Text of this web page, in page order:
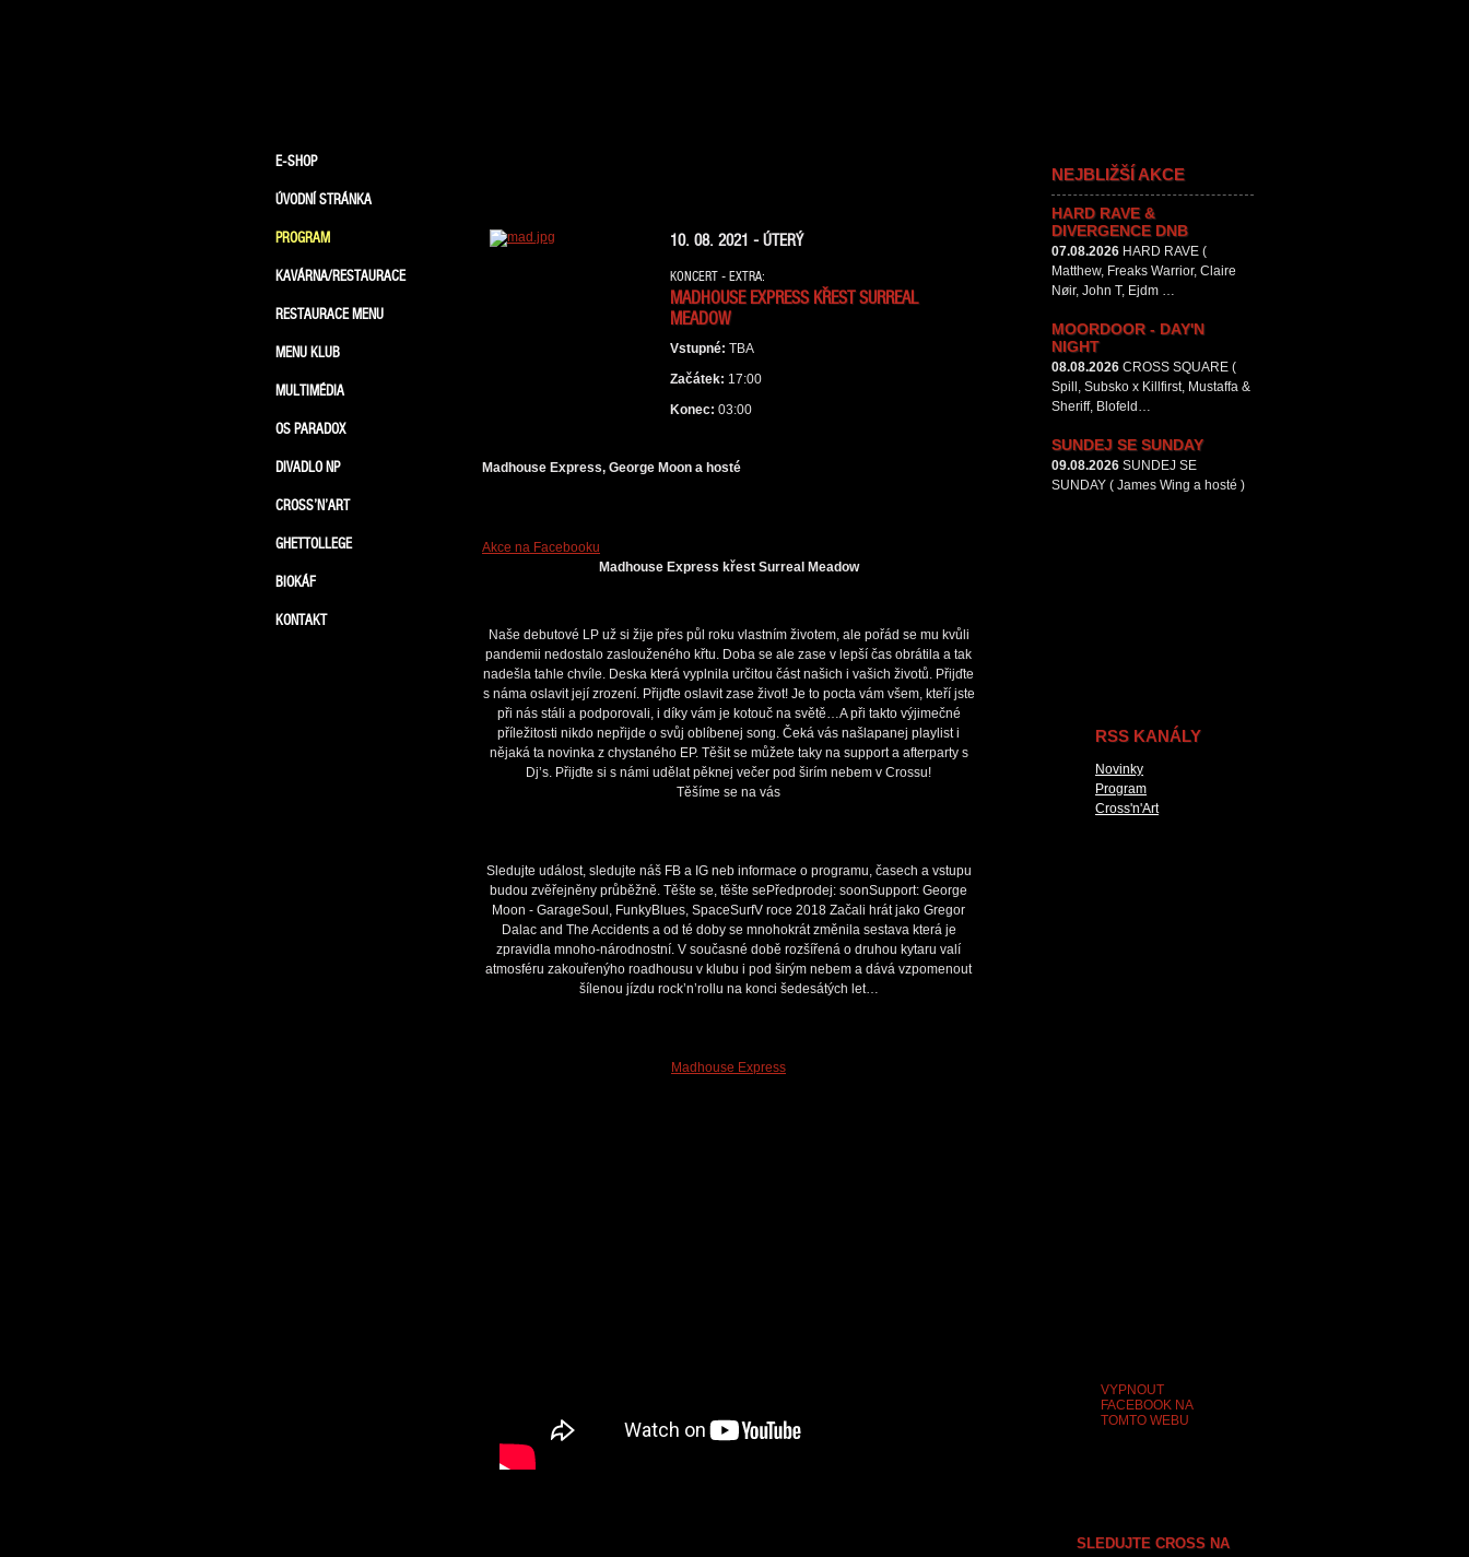
E-SHOP
ÚVODNÍ STRÁNKA
PROGRAM
KAVÁRNA/RESTAURACE
RESTAURACE MENU
MENU KLUB
MULTIMÉDIA
OS PARADOX
DIVADLO NP
CROSS’N’ART
GHETTOLLEGE
BIOKÁF
KONTAKT
10. 08. 2021 - ÚTERÝ
KONCERT - EXTRA:
MADHOUSE EXPRESS KŘEST SURREAL
MEADOW
Vstupné: TBA
Začátek: 17:00
Konec: 03:00
Madhouse Express, George Moon a hosté
Akce na Facebooku
Madhouse Express křest Surreal Meadow
Naše debutové LP už si žije přes půl roku vlastním životem, ale pořád se mu kvůli
pandemii nedostalo zaslouženého křtu. Doba se ale zase v lepší čas obrátila a tak
nadešla tahle chvíle. Deska která vyplnila určitou část našich i vašich životů. Přijďte
s náma oslavit její zrození. Přijďte oslavit zase život! Je to pocta vám všem, kteří jste
při nás stáli a podporovali, i díky vám je kotouč na světě…A při takto výjimečné
příležitosti nikdo nepřijde o svůj oblíbenej song. Čeká vás našlapanej playlist i
nějaká ta novinka z chystaného EP. Těšit se můžete taky na support a afterparty s
Dj’s. Přijďte si s námi udělat pěknej večer pod širím nebem v Crossu!
Těšíme se na vás
Sledujte událost, sledujte náš FB a IG neb informace o programu, časech a vstupu
budou zvěřejněny průběžně. Těšte se, těšte sePředprodej: soonSupport: George
Moon - GarageSoul, FunkyBlues, SpaceSurfV roce 2018 Začali hrát jako Gregor
Dalac and The Accidents a od té doby se mnohokrát změnila sestava která je
zpravidla mnoho-národnostní. V současné době rozšířená o druhou kytaru valí
atmosféru zakouřenýho roadhousu v klubu i pod širým nebem a dává vzpomenout
šílenou jízdu rock’n’rollu na konci šedesátých let…
Madhouse Express
NEJBLIŽŠÍ AKCE
HARD RAVE &
DIVERGENCE DNB
07.08.2026 HARD RAVE (
Matthew, Freaks Warrior, Claire
Nøir, John T, Ejdm …
MOORDOOR - DAY'N
NIGHT
08.08.2026 CROSS SQUARE (
Spill, Subsko x Killfirst, Mustaffa &
Sheriff, Blofeld…
SUNDEJ SE SUNDAY
09.08.2026 SUNDEJ SE
SUNDAY ( James Wing a hosté )
RSS KANÁLY
Novinky
Program
Cross'n'Art
VYPNOUT
FACEBOOK NA
TOMTO WEBU
SLEDUJTE CROSS NA